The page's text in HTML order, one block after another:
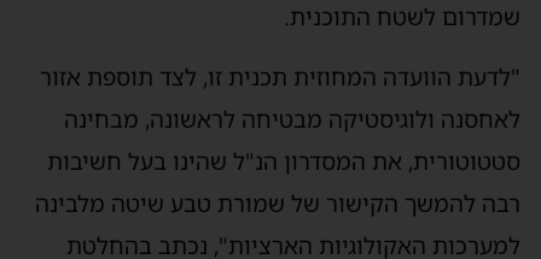
שמדרום לשטח התוכנית.
"לדעת הוועדה המחוזית תכנית זו, לצד תוספת אזור
לאחסנה ולוגיסטיקה מבטיחה לראשונה, מבחינה
סטטוטורית, את המסדרון הנ"ל שהינו בעל חשיבות
רבה להמשך הקישור של שמורת טבע שיטה מלבינה
למערכות האקולוגיות הארציות", נכתב בהחלטת